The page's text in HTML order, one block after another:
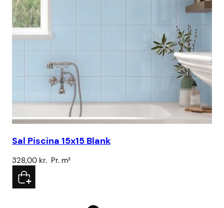
Sal Piscina 15x15 Blank
328,00 kr. Pr. m²